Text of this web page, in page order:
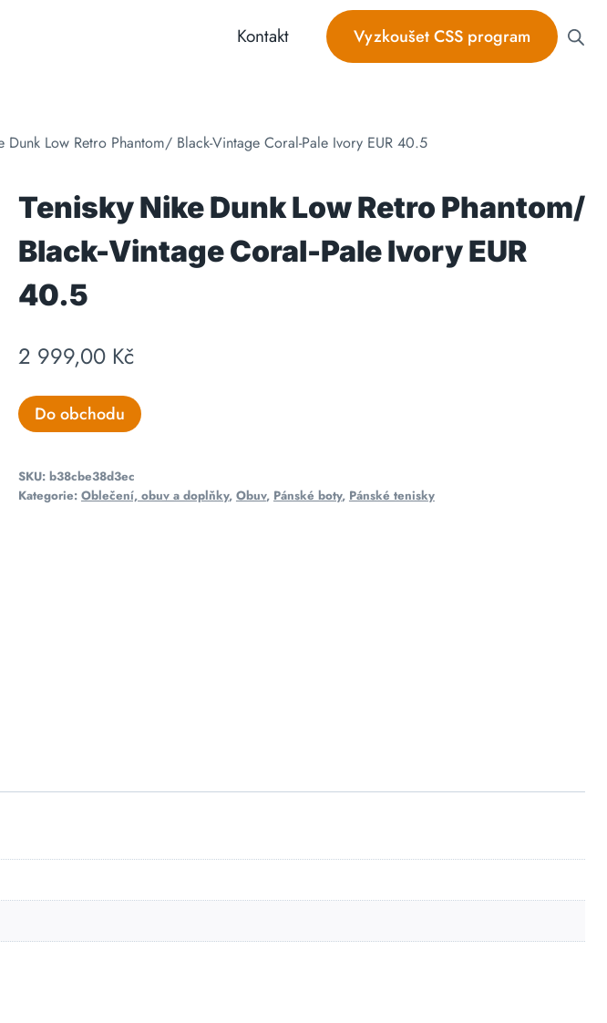
Kontakt Vyzkoušet CSS program
Dunk Low Retro Phantom/ Black-Vintage Coral-Pale Ivory EUR 40.5
Tenisky Nike Dunk Low Retro Phantom/
Black-Vintage Coral-Pale Ivory EUR
40.5
2 999,00 Kč
Do obchodu
SKU: b38cbe38d3ec
Kategorie: Oblečení, obuv a doplňky, Obuv, Pánské boty, Pánské tenisky